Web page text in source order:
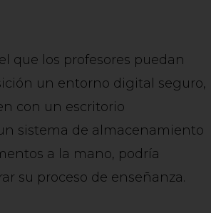
que los profesores puedan
un entorno digital seguro,
con un escritorio
sistema de almacenamiento
a la mano, podría
su proceso de enseñanza.